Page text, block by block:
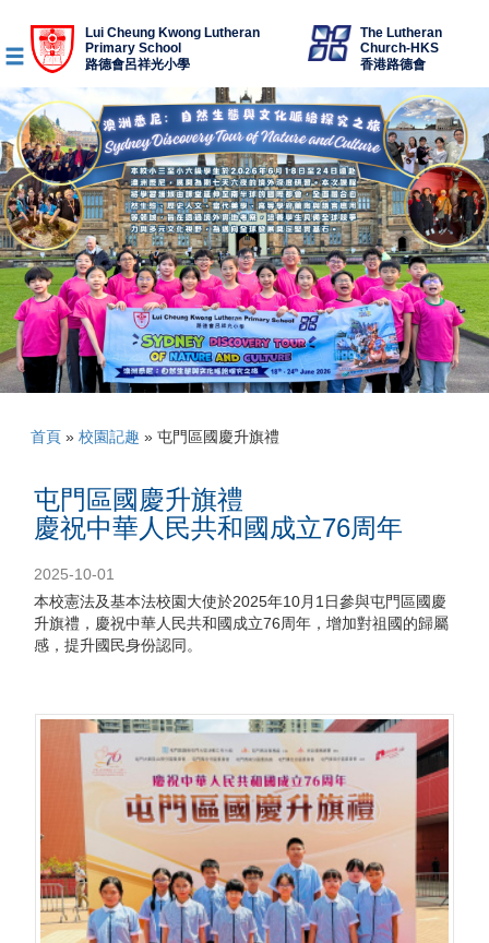
Lui Cheung Kwong Lutheran
Primary School
路德會呂祥光小學
The Lutheran
Church-HKS
香港路德會
首頁» 校園記趣 » 屯門區國慶升旗禮
屯門區國慶升旗禮
慶祝中華人民共和國成立76周年
2025-10-01
本校憲法及基本法校園大使於2025年10月1日參與屯門區國慶
升旗禮，慶祝中華人民共和國成立76周年，增加對祖國的歸屬
感，提升國民身份認同。